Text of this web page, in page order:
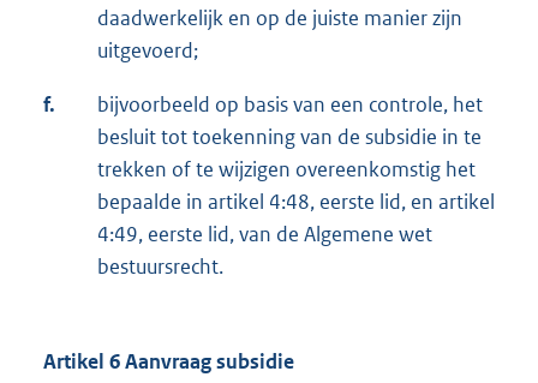
daadwerkelijk en op de juiste manier zijn
uitgevoerd;
f.
bijvoorbeeld op basis van een controle, het
besluit tot toekenning van de subsidie in te
trekken of te wijzigen overeenkomstig het
bepaalde in artikel 4:48, eerste lid, en artikel
4:49, eerste lid, van de Algemene wet
bestuursrecht.
Artikel 6 Aanvraag subsidie